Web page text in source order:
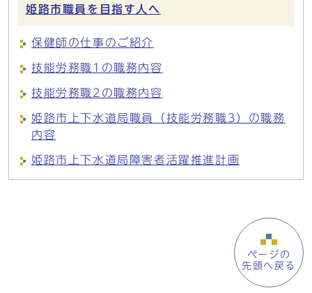
姫路市職員を目指す人へ
保健師の仕事のご紹介
技能労務職1の職務内容
技能労務職2の職務内容
姫路市上下水道局職員（技能労務職3）の職務
内容
姫路市上下水道局障害者活躍推進計画
ページの
先頭へ戻る